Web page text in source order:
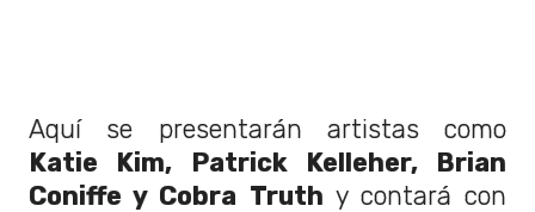
Aquí se presentarán artistas como
Katie Kim, Patrick Kelleher, Brian
Coniffe y Cobra Truth y contará con